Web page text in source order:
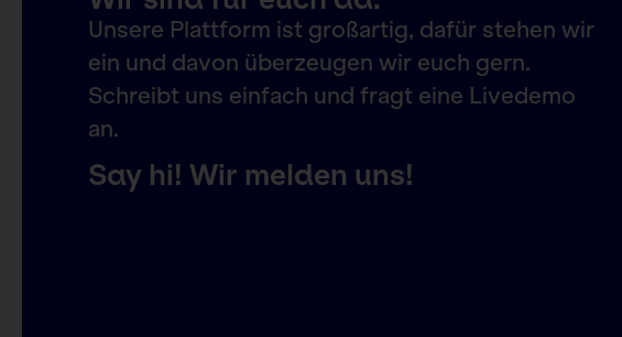
Unsere Plattform ist großartig, dafür stehen wir
ein und davon überzeugen wir euch gern.
Schreibt uns einfach und fragt eine Livedemo
an.
Say hi! Wir melden uns!